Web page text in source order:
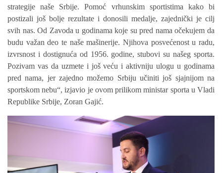
strategije naše Srbije. Pomoć vrhunskim sportistima kako bi
postizali još bolje rezultate i donosili medalje, zajednički je cilj
svih nas. Od Zavoda u godinama koje su pred nama očekujem da
budu važan deo te naše mašinerije. Njihova posvećenost u radu,
izvrsnost i dostignuća od 1956. godine, stubovi su našeg sporta.
Pozivam vas da uzmete i još veću i aktivniju ulogu u godinama
pred nama, jer zajedno možemo Srbiju učiniti još sjajnijom na
sportskom nebu“, izjavio je ovom prilikom ministar sporta u Vladi
Republike Srbije, Zoran Gajić.